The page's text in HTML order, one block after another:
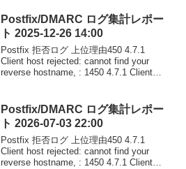
Postfix/DMARC ログ集計レポー
ト 2025-12-26 14:00
Postfix 拒否ログ 上位理由450 4.7.1
Client host rejected: cannot find your
reverse hostname, : 1450 4.7.1 Client
Postfix/DMARC ログ集計レポー
ト 2026-07-03 22:00
Postfix 拒否ログ 上位理由450 4.7.1
Client host rejected: cannot find your
reverse hostname, : 1450 4.7.1 Client